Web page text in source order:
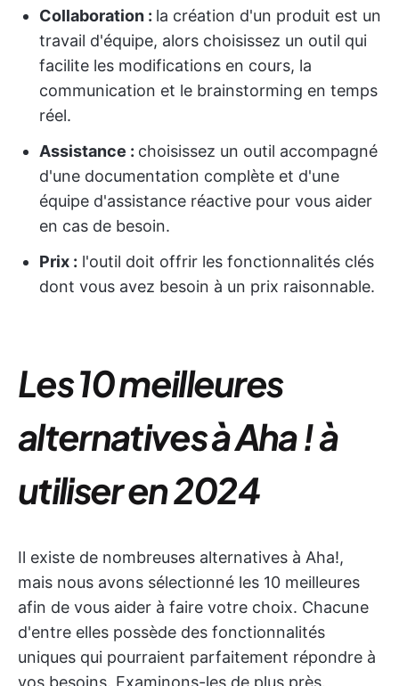
Collaboration : la création d'un produit est un
travail d'équipe, alors choisissez un outil qui
facilite les modifications en cours, la
communication et le brainstorming en temps
réel.
Assistance : choisissez un outil accompagné
d'une documentation complète et d'une
équipe d'assistance réactive pour vous aider
en cas de besoin.
Prix : l'outil doit offrir les fonctionnalités clés
dont vous avez besoin à un prix raisonnable.
Les 10 meilleures
alternatives à Aha ! à
utiliser en 2024
Il existe de nombreuses alternatives à Aha!,
mais nous avons sélectionné les 10 meilleures
afin de vous aider à faire votre choix. Chacune
d'entre elles possède des fonctionnalités
uniques qui pourraient parfaitement répondre à
vos besoins. Examinons-les de plus près.